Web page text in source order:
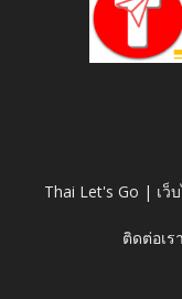
Thai Let's Go | เว็
ติดต่อเร